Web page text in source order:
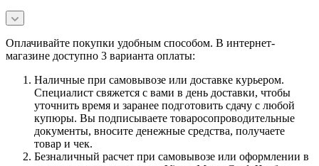
Оплачивайте покупки удобным способом. В интернет-
магазине доступно 3 варианта оплаты:
Наличные при самовывозе или доставке курьером.
Специалист свяжется с вами в день доставки, чтобы
уточнить время и заранее подготовить сдачу с любой
купюры. Вы подписываете товаросопроводительные
документы, вносите денежные средства, получаете
товар и чек.
Безналичный расчет при самовывозе или оформлении в